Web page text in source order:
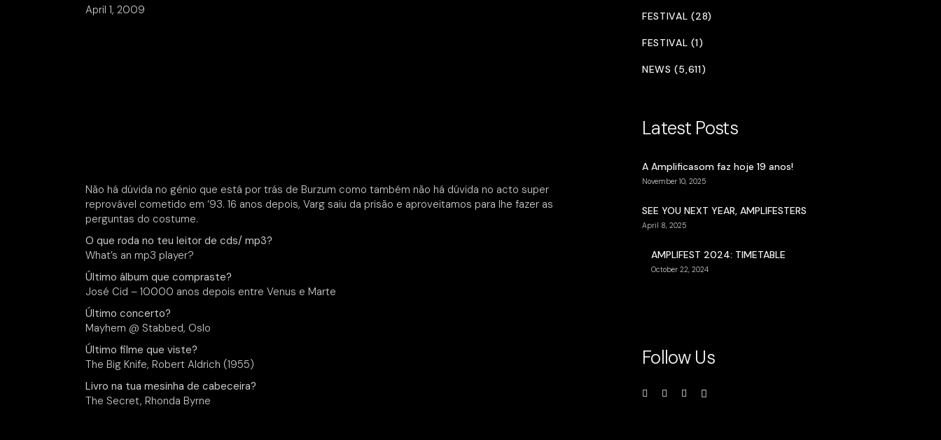
April 1, 2009
Não há dúvida no génio que está por trás de Burzum como também não há dúvida no acto super
reprovável cometido em ‘93. 16 anos depois, Varg saiu da prisão e aproveitamos para lhe fazer as
perguntas do costume.
O que roda no teu leitor de cds/ mp3?
What’s an mp3 player?
Último álbum que compraste?
José Cid – 10000 anos depois entre Venus e Marte
Último concerto?
Mayhem @ Stabbed, Oslo
Último filme que viste?
The Big Knife, Robert Aldrich (1955)
Livro na tua mesinha de cabeceira?
The Secret, Rhonda Byrne
FESTIVAL (28)
FESTIVAL (1)
NEWS (5,611)
Latest Posts
A Amplificasom faz hoje 19 anos!
November 10, 2025
SEE YOU NEXT YEAR, AMPLIFESTERS
April 8, 2025
AMPLIFEST 2024: TIMETABLE
October 22, 2024
Follow Us